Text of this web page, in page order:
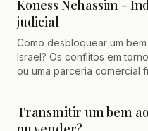
Koness Nehassim -
judicial
Como desbloquear um
Israel? Os conflitos em
ou uma parceria comercial
judicial (Koness Nehassim)
venda de um bem e
Transmitir um bem